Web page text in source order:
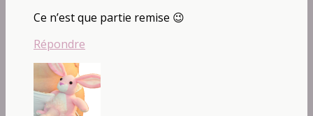
Ce n’est que partie remise 😉
Répondre